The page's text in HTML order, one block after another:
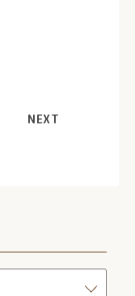
NEXT